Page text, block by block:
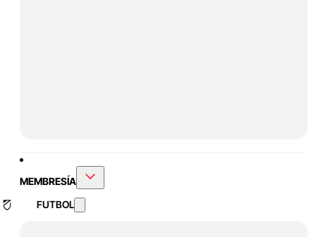
MEMBRESÍA
FUTBOL